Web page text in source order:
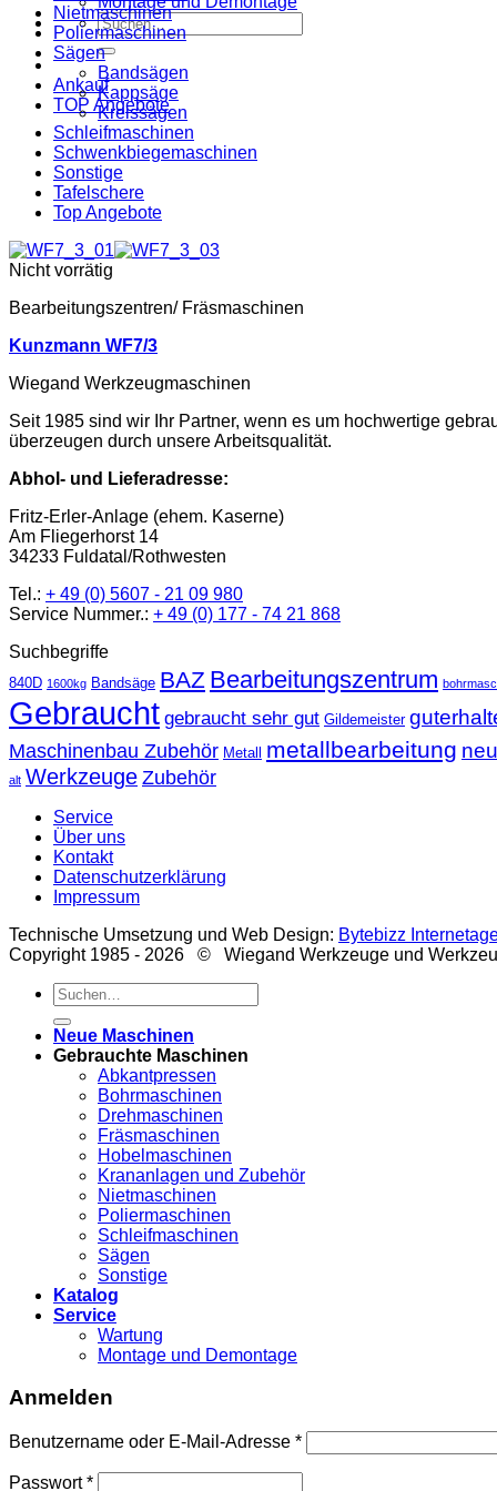
Suche
nach:
Ankauf
TOP Angebote
Nietmaschinen
Poliermaschinen
Sägen
Bandsägen
Kappsäge
Kreissägen
Schleifmaschinen
Schwenkbiegemaschinen
Sonstige
Tafelschere
Top Angebote
Nicht vorrätig
Bearbeitungszentren/ Fräsmaschinen
Kunzmann WF7/3
Wiegand Werkzeugmaschinen
Seit 1985 sind wir Ihr Partner, wenn es um hochwertige
überzeugen durch unsere Arbeitsqualität.
Abhol- und Lieferadresse:
Fritz-Erler-Anlage (ehem. Kaserne)
Am Fliegerhorst 14
34233 Fuldatal/Rothwesten
Tel.: + 49 (0) 5607 - 21 09 980
Service Nummer.: + 49 (0) 177 - 74 21 868
Suchbegriffe
840D 1600kg Bandsäge BAZ Bearbeitungszentrum
Gebraucht gebraucht sehr gut Gildemeister
Maschinenbau Zubehör Metall metallbearbeitung neu
alt Werkzeuge Zubehör
Service
Über uns
Kontakt
Datenschutzerklärung
Impressum
Technische Umsetzung und Web Design: Bytebizz
Copyright 1985 - 2026 © Wiegand Werkzeuge und
Suche
nach:
Neue Maschinen
Gebrauchte Maschinen
Abkantpressen
Bohrmaschinen
Drehmaschinen
Fräsmaschinen
Hobelmaschinen
Krananlagen und Zubehör
Nietmaschinen
Poliermaschinen
Schleifmaschinen
Sägen
Sonstige
Katalog
Service
Wartung
Montage und Demontage
Anmelden
Benutzername oder E-Mail-Adresse *
Passwort*